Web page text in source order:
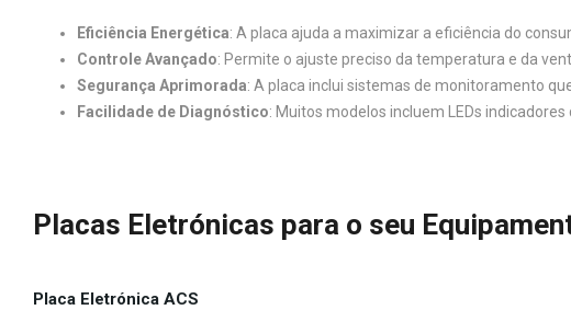
Eficiência Energética: A placa ajuda a maximizar a eficiência do
Controle Avançado: Permite o ajuste preciso da temperatura e da
Segurança Aprimorada: A placa inclui sistemas de monitoramento
Facilidade de Diagnóstico: Muitos modelos incluem LEDs
Placas Eletrónicas para o seu
Placa Eletrónica ACS